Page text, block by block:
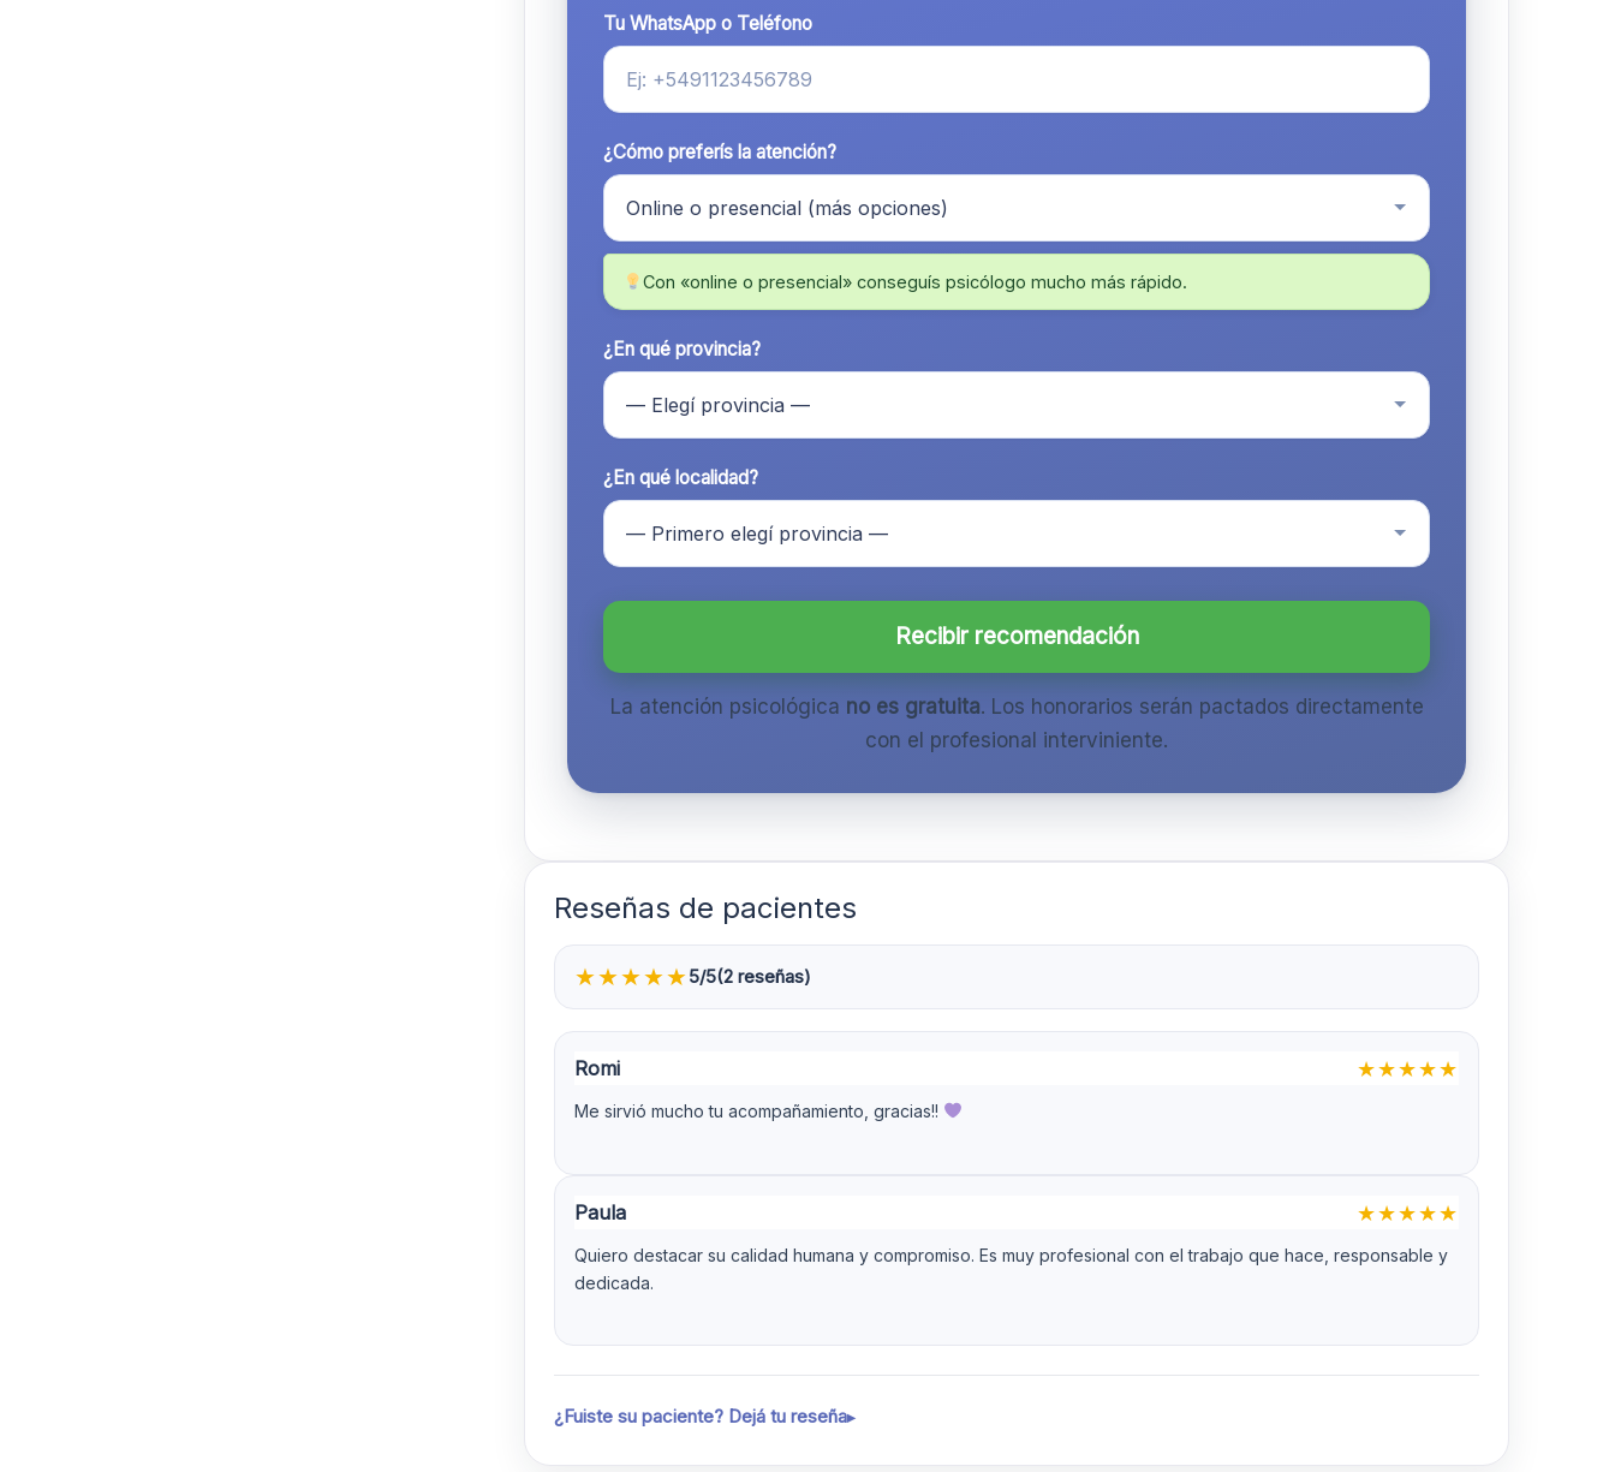
Tu WhatsApp o Teléfono
¿Cómo preferís la atención?
Con «online o presencial» conseguís psicólogo mucho más rápido.
¿En qué provincia?
¿En qué localidad?
Recibir recomendación
La atención psicológica no es gratuita. Los honorarios serán pactados directamente
con el profesional interviniente.
Reseñas de pacientes
★★★★★5/5(2 reseñas)
Romi ★★★★★
Me sirvió mucho tu acompañamiento, gracias!!
Paula ★★★★★
Quiero destacar su calidad humana y compromiso. Es muy profesional con el trabajo que hace, responsable y
dedicada.
¿Fuiste su paciente? Dejá tu reseña